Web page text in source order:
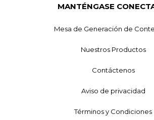
MANTÉNGASE
Mesa de Generación de
Nuestros Productos
Contáctenos
Aviso de privacidad
Términos y Condiciones